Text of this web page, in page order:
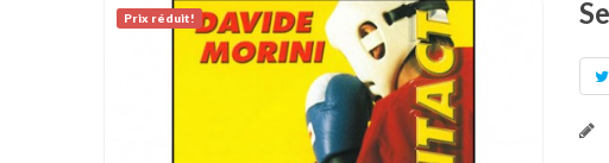
Armes
Tenues
Prix ​​réduit!